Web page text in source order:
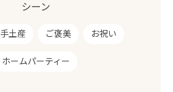
シーン
手土産 ご褒美 お祝い
ホームパーティー